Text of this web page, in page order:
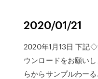
2020/01/21
2020年1月13日 下記
ウンロードをお願い
らからサンプルわー